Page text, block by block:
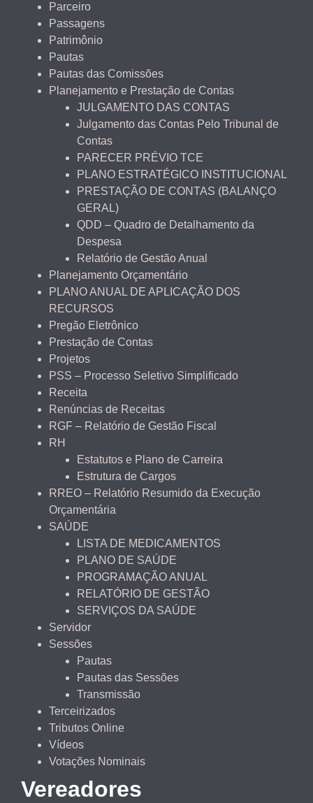
Parceiro
Passagens
Patrimônio
Pautas
Pautas das Comissões
Planejamento e Prestação de Contas
JULGAMENTO DAS CONTAS
Julgamento das Contas Pelo Tribunal de
Contas
PARECER PRÉVIO TCE
PLANO ESTRATÉGICO INSTITUCIONAL
PRESTAÇÃO DE CONTAS (BALANÇO
GERAL)
QDD – Quadro de Detalhamento da
Despesa
Relatório de Gestão Anual
Planejamento Orçamentário
PLANO ANUAL DE APLICAÇÃO DOS
RECURSOS
Pregão Eletrônico
Prestação de Contas
Projetos
PSS – Processo Seletivo Simplificado
Receita
Renúncias de Receitas
RGF – Relatório de Gestão Fiscal
RH
Estatutos e Plano de Carreira
Estrutura de Cargos
RREO – Relatório Resumido da Execução
Orçamentária
SAÚDE
LISTA DE MEDICAMENTOS
PLANO DE SAÚDE
PROGRAMAÇÃO ANUAL
RELATÓRIO DE GESTÃO
SERVIÇOS DA SAÚDE
Servidor
Sessões
Pautas
Pautas das Sessões
Transmissão
Terceirizados
Tributos Online
Vídeos
Votações Nominais
Vereadores